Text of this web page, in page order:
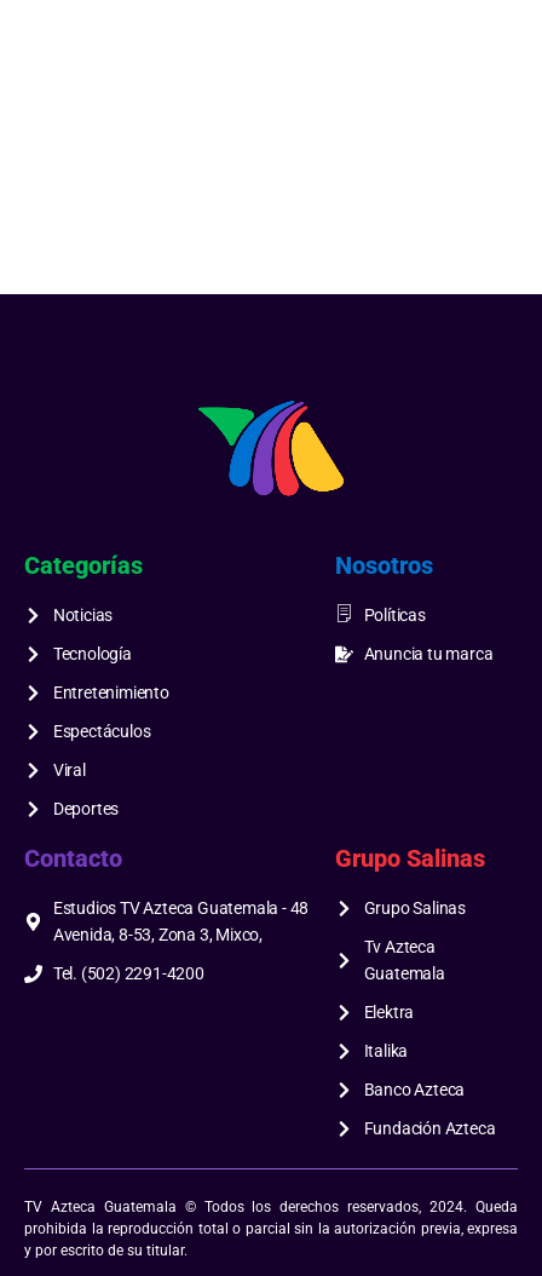
Categorías
Noticias
Tecnología
Entretenimiento
Espectáculos
Viral
Deportes
Nosotros
Políticas
Anuncia tu marca
Contacto
Estudios TV Azteca Guatemala - 48
Avenida, 8-53, Zona 3, Mixco,
Tel. (502) 2291-4200
Grupo Salinas
Grupo Salinas
Tv Azteca
Guatemala
Elektra
Italika
Banco Azteca
Fundación Azteca
TV Azteca Guatemala © Todos los derechos reservados, 2024. Queda
prohibida la reproducción total o parcial sin la autorización previa, expresa
y por escrito de su titular.